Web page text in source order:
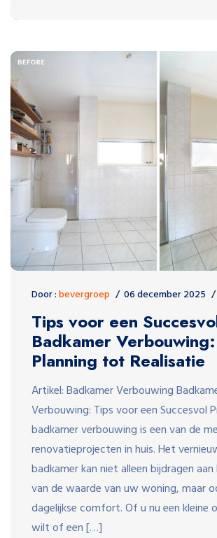
Door :bevergroep 06 december 2025
Tips voor een
Badkamer
Planning tot Realisatie
Artikel: Badkamer Verbouwing
Verbouwing: Tips voor een Succesvol
badkamer verbouwing is een van de
renovatieprojecten in huis. Het
badkamer kan niet alleen bijdragen
van de waarde van uw woning, maar
dagelijkse comfort. Of u nu een kleine
wilt of een […]